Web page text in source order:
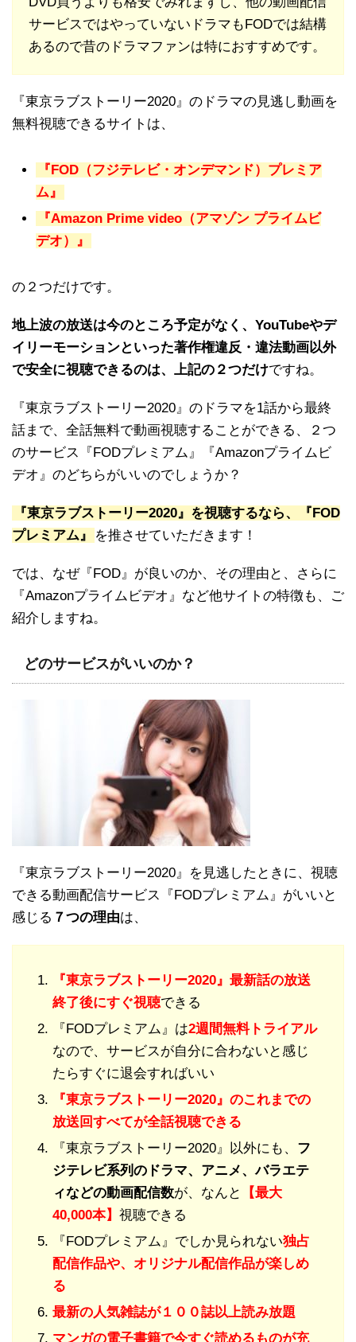
サービスではやっていないドラマもFODでは結構
あるので昔のドラマファンは特におすすめです。
『東京ラブストーリー2020』のドラマの見逃し動画を
無料視聴できるサイトは、
『FOD（フジテレビ・オンデマンド）プレミア
ム』
『Amazon Prime video（アマゾン プライムビ
デオ）』
の２つだけです。
地上波の放送は今のところ予定がなく、YouTubeやデ
イリーモーションといった著作権違反・違法動画以外
で安全に視聴できるのは、上記の２つだけですね。
『東京ラブストーリー2020』のドラマを1話から最終
話まで、全話無料で動画視聴することができる、２つ
のサービス『FODプレミアム』『Amazonプライムビ
デオ』のどちらがいいのでしょうか？
『東京ラブストーリー2020』を視聴するなら、『FOD
プレミアム』
を推させていただきます！
では、なぜ『FOD』が良いのか、その理由と、さらに
『Amazonプライムビデオ』など他サイトの特徴も、ご
紹介しますね。
どのサービスがいいのか？
『東京ラブストーリー2020』を見逃したときに、視聴
できる動画配信サービス『FODプレミアム』がいいと
感じる ７つの理由は、
『東京ラブストーリー2020』最新話の放送
終了後にすぐ視聴できる
『FODプレミアム』は2週間無料トライアル
なので、サービスが自分に合わないと感じ
たらすぐに退会すればいい
『東京ラブストーリー2020』のこれまでの
放送回すべてが全話視聴できる
『東京ラブストーリー2020』以外にも、 フ
ジテレビ系列のドラマ、アニメ、バラエテ
ィなどの動画配信数が、なんと
【最大
40,000本】 視聴できる
『FODプレミアム』でしか見られない独占
配信作品や、オリジナル配信作品が楽しめ
る
最新の人気雑誌が１００誌以上読み放題
マンガの電子書籍で今すぐ読めるものが充